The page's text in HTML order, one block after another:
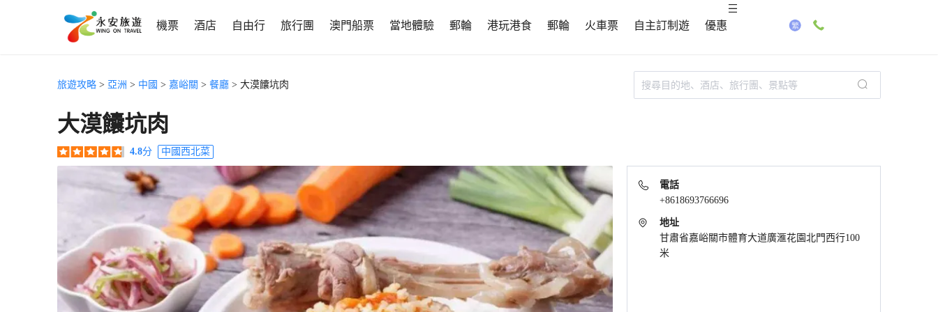
機票 酒店 自由行 旅行團 澳門船票 當地體驗 郵輪 港玩港食 郵輪 火車票 自主訂制遊 優惠
旅遊攻略 > 亞洲 > 中國 > 嘉峪關 > 餐廳 > 大漠饢坑肉
大漠饢坑肉
4.8分 中國西北菜
電話
+8618693766696
地址
甘肅省嘉峪關市體育大道廣滙花園北門西行100
米